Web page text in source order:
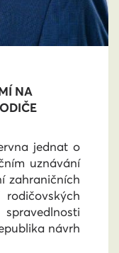
NA
jednat o
uznávání
zahraničních
návrh